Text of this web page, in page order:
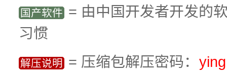
国产软件 = 由中国开发者开发的
习惯
解压说明 = 压缩包解压密码：